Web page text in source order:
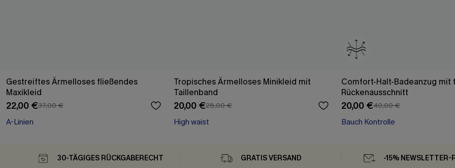
Gestreiftes Ärmelloses fließendes
Maxikleid
22,00 €37,00 €
A-Linien
Tropisches Ärmelloses Minikleid mit
Taillenband
20,00 €28,00 €
High waist
Comfort-Halt-Badeanzug mit
Rückenausschnitt
20,00 €40,00 €
Bauch Kontrolle
30-TÄGIGES RÜCKGABERECHT GRATIS VERSAND -15% NEWSLETTER-